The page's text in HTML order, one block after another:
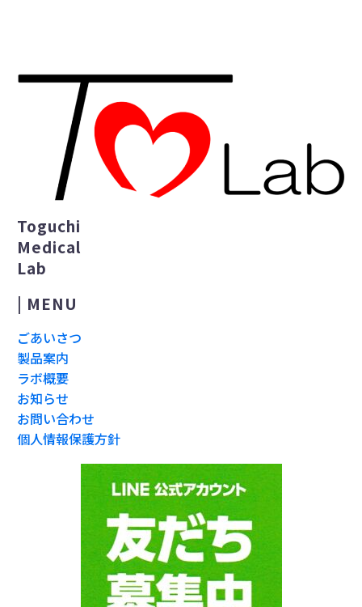
Toguchi
Medical
Lab
| MENU
ごあいさつ
製品案内
ラボ概要
お知らせ
お問い合わせ
個人情報保護方針